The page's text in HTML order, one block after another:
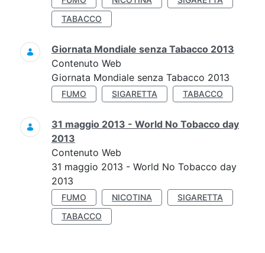
TABACCO
Giornata Mondiale senza Tabacco 2013
Contenuto Web
Giornata Mondiale senza Tabacco 2013
FUMO SIGARETTA TABACCO
31 maggio 2013 - World No Tobacco day
2013
Contenuto Web
31 maggio 2013 - World No Tobacco day
2013
FUMO NICOTINA
SIGARETTA
TABACCO